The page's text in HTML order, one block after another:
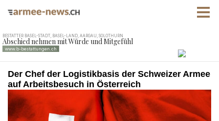
Der Chef der Logistikbasis der Schweizer Armee
auf Arbeitsbesuch in Österreich